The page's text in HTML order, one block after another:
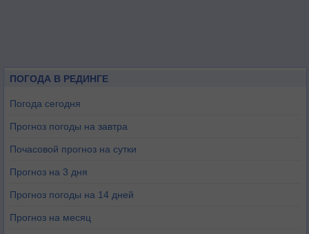
ПОГОДА В РЕДИНГЕ
Погода сегодня
Прогноз погоды на завтра
Почасовой прогноз на сутки
Прогноз на 3 дня
Прогноз погоды на 14 дней
Прогноз на месяц